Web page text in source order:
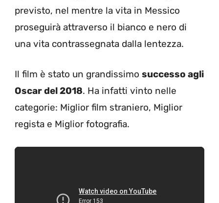
previsto, nel mentre la vita in Messico
proseguirà attraverso il bianco e nero di
una vita contrassegnata dalla lentezza.
Il film è stato un grandissimo successo agli
Oscar del 2018. Ha infatti vinto nelle
categorie: Miglior film straniero, Miglior
regista e Miglior fotografia.